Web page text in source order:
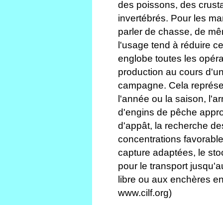
des poissons, des
invertébrés. Pour les
parler de chasse, de
l'usage tend à réduire
englobe toutes les
production au cours
campagne. Cela
l'année ou la saison,
d'engins de pêche
d'appât, la recherche
concentrations
capture adaptées, le
pour le transport
libre ou aux enchères
www.cilf.org)